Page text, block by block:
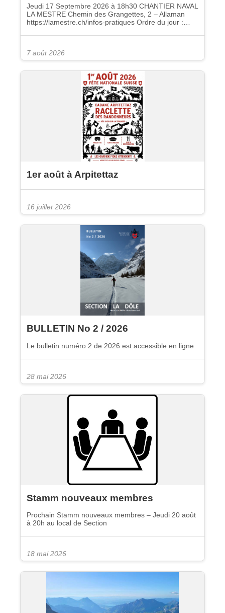
Jeudi 17 Septembre 2026 à 18h30 CHANTIER NAVAL
LA MESTRE Chemin des Grangettes, 2 – Allaman
https://lamestre.ch/infos-pratiques Ordre du jour :…
7 août 2026
1er août à Arpitettaz
16 juillet 2026
BULLETIN No 2 / 2026
Le bulletin numéro 2 de 2026 est accessible en ligne
28 mai 2026
Stamm nouveaux membres
Prochain Stamm nouveaux membres – Jeudi 20 août
à 20h au local de Section
18 mai 2026